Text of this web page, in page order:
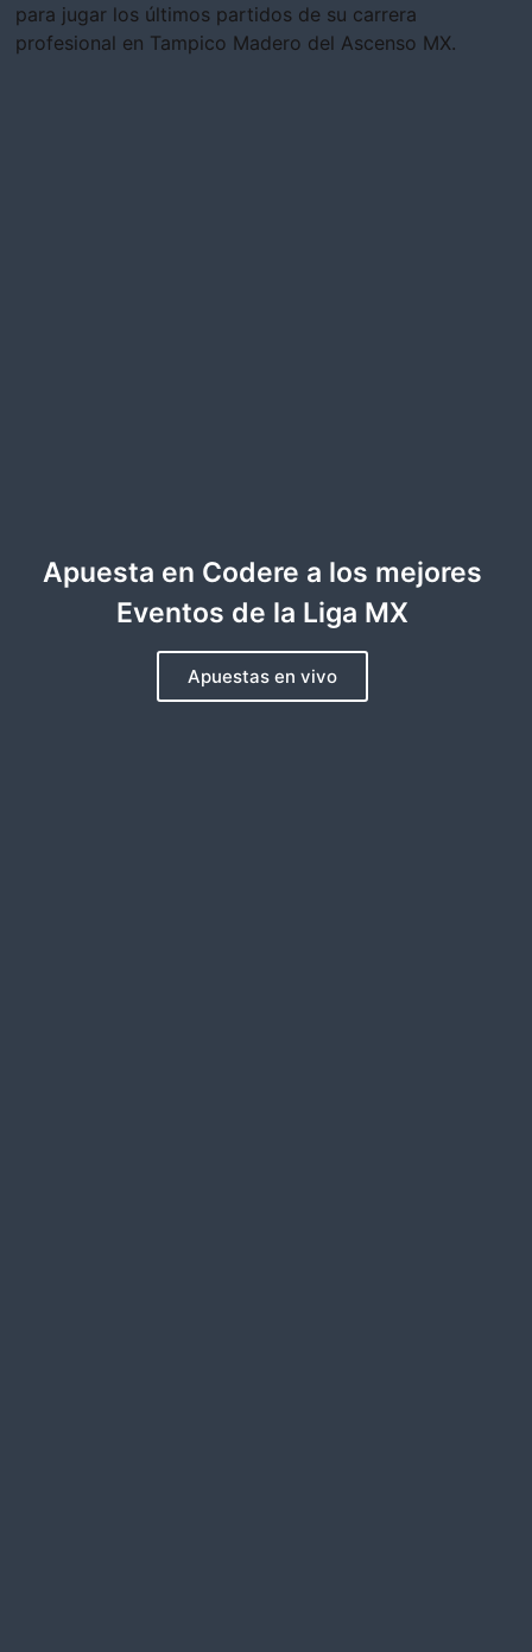
para jugar los últimos partidos de su carrera
profesional en Tampico Madero del Ascenso MX.
Apuesta en Codere a los mejores
Eventos de la Liga MX
Apuestas en vivo